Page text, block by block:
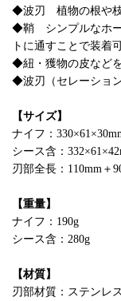
◆波刃 植物の根や枝
◆鞘 シンプルなホー
トに通すことで装着
◆紐・獲物の皮など
◆波刃（セレーショ
【サイズ】
ナイフ：
シース含：
刃部全長：110mm＋
【重量】
ナイフ：190g
シース含：280g
【材質】
刃部材質：ステンレ